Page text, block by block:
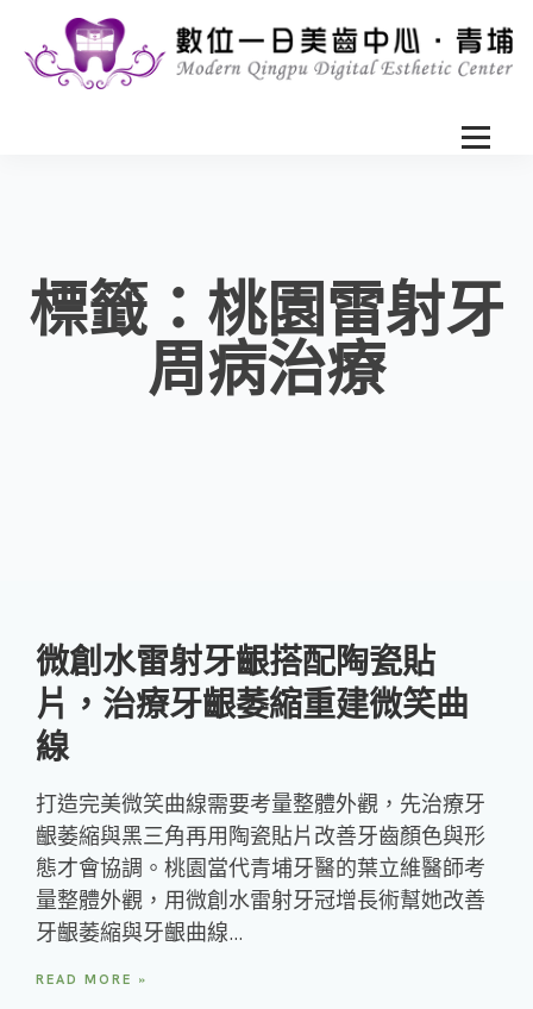
標籤：桃園雷射牙
周病治療
微創水雷射牙齦搭配陶瓷貼
片，治療牙齦萎縮重建微笑曲
線
打造完美微笑曲線需要考量整體外觀，先治療牙
齦萎縮與黑三角再用陶瓷貼片改善牙齒顏色與形
態才會協調。桃園當代青埔牙醫的葉立維醫師考
量整體外觀，用微創水雷射牙冠增長術幫她改善
牙齦萎縮與牙齦曲線…
READ MORE »